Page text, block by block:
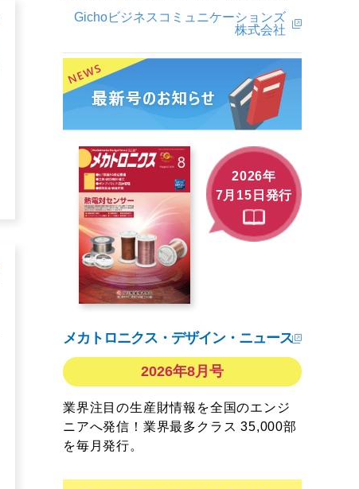
Gichoビジネスコミュニケーションズ
株式会社
2026年
7月15日発行
メカトロニクス・デザイン・ニュース
2026年8月号
業界注目の生産財情報を全国のエンジ
ニアへ発信！業界最多クラス 35,000部
を毎月発行。